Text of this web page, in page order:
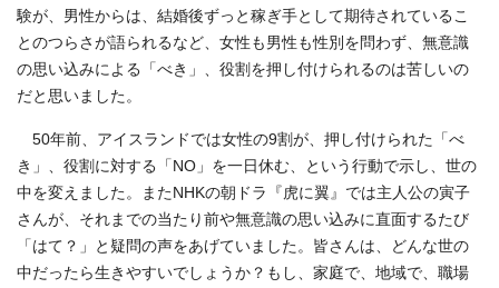
験が、男性からは、結婚後ずっと稼ぎ手として期待されているこ
とのつらさが語られるなど、女性も男性も性別を問わず、無意識
の思い込みによる「べき」、役割を押し付けられるのは苦しいの
だと思いました。
50年前、アイスランドでは女性の9割が、押し付けられた「べ
き」、役割に対する「NO」を一日休む、という行動で示し、世の
中を変えました。またNHKの朝ドラ『虎に翼』では主人公の寅子
さんが、それまでの当たり前や無意識の思い込みに直面するたび
「はて？」と疑問の声をあげていました。皆さんは、どんな世の
中だったら生きやすいでしょうか？もし、家庭で、地域で、職場